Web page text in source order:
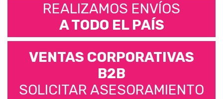
REALIZAMOS ENVÍOS
A TODO EL PAÍS
VENTAS CORPORATIVAS
B2B
SOLICITAR ASESORAMIENTO